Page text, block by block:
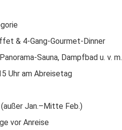
& 4-Gang-Gourmet-Dinner
Sauna, Dampfbad u. v. m.
Uhr am Abreisetag
(außer Jan.–Mitte Feb.)
vor Anreise